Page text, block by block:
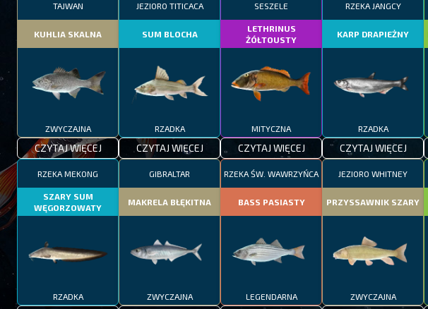
TAJWAN
KUHLIA SKALNA
ZWYCZAJNA
CZYTAJ WIĘCEJ
JEZIORO TITICACA
SUM BLOCHA
RZADKA
CZYTAJ WIĘCEJ
SESZELE
LETHRINUS
ŻÓŁTOUSTY
MITYCZNA
CZYTAJ WIĘCEJ
RZEKA JANGCY
KARP DRAPIEŻNY
RZADKA
CZYTAJ WIĘCEJ
RZEKA MEKONG
SZARY SUM
WĘGORZOWATY
RZADKA
GIBRALTAR
MAKRELA BŁĘKITNA
ZWYCZAJNA
RZEKA ŚW. WAWRZYŃCA
BASS PASIASTY
LEGENDARNA
JEZIORO WHITNEY
PRZYSSAWNIK SZARY
ZWYCZAJNA